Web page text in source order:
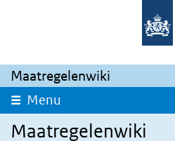
Overslaan en naar de inhoud gaan
Maatregelenwiki
Menu
Maatregelenwiki